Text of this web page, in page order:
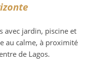
avec jardin, piscine et
au calme, à proximité
de Lagos.